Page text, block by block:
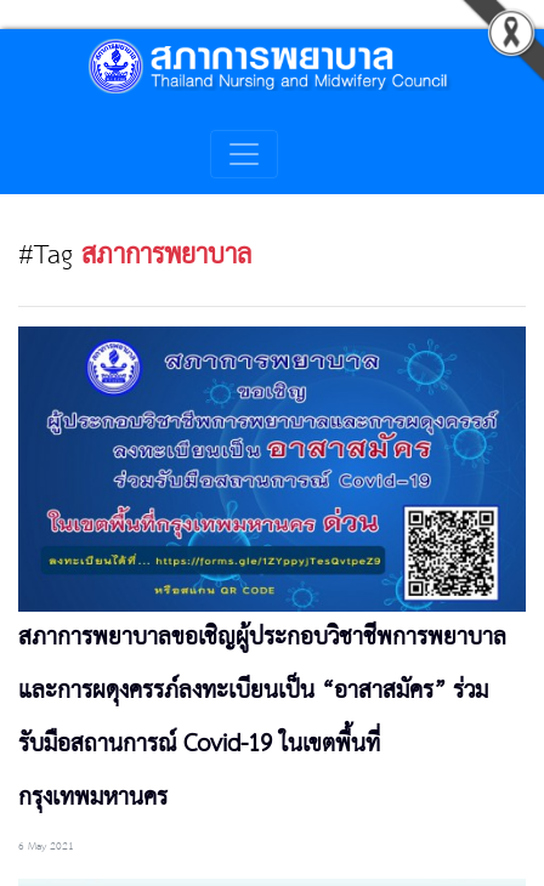
#Tagสภาการพยาบาล
สภาการพยาบาลขอเชิญผู้ประกอบวิชาชีพการพยาบาล
และการผดุงครรภ์ลงทะเบียนเป็น “อาสาสมัคร” ร่วม
รับมือสถานการณ์ Covid-19 ในเขตพื้นที่
กรุงเทพมหานคร
6 May 2021